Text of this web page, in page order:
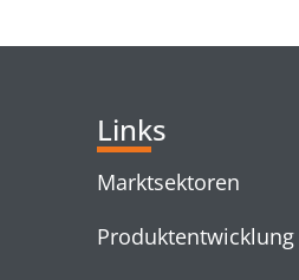
Links
Marktsektoren
Produktentwicklung